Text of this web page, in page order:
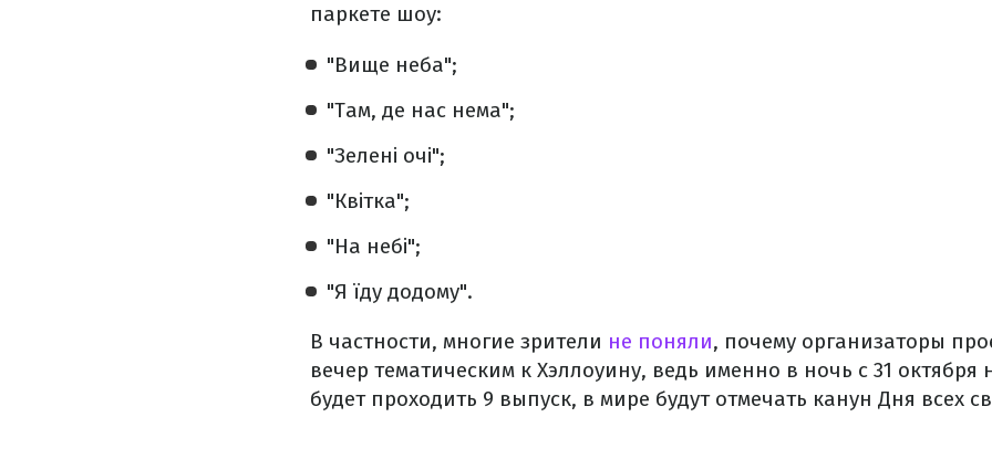
паркете шоу:
"Вище неба";
"Там, де нас нема";
"Зелені очі";
"Квітка";
"На небі";
"Я їду додому".
В частности, многие зрители не поняли, почему организаторы
вечер тематическим к Хэллоуину, ведь именно в ночь с 31 октября
будет проходить 9 выпуск, в мире будут отмечать канун Дня всех